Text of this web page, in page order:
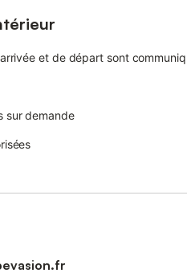
et de départ sont
sur demande